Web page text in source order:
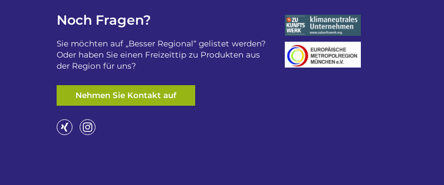
Noch Fragen?
Sie möchten auf „Besser Regional“ gelistet werden?
Oder haben Sie einen Freizeittip zu Produkten aus
der Region für uns?
Nehmen Sie Kontakt auf